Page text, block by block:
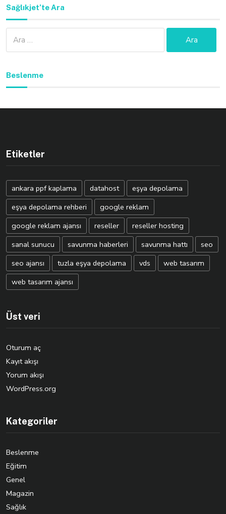
Sağlıkjet’te Ara
Beslenme
Etiketler
ankara ppf kaplama datahost
eşya depolama
eşya depolama rehberi
google reklam
google reklam ajansı
reseller
reseller hosting
sanal sunucu
savunma haberleri savunma hattı
seo
seo ajansı
tuzla eşya depolama vds
web tasarım
web tasarım ajansı
Üst veri
Oturum aç
Kayıt akışı
Yorum akışı
WordPress.org
Kategoriler
Beslenme
Eğitim
Genel
Magazin
Sağlık